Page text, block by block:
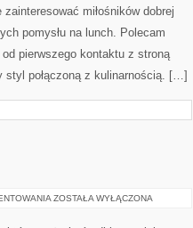
miłośników dobrej
pomysłu na lunch. Polecam
pierwszego kontaktu z stroną
styl połączoną z kulinarnością. […]
DOM
ZOSTAŁA WYŁĄCZONA